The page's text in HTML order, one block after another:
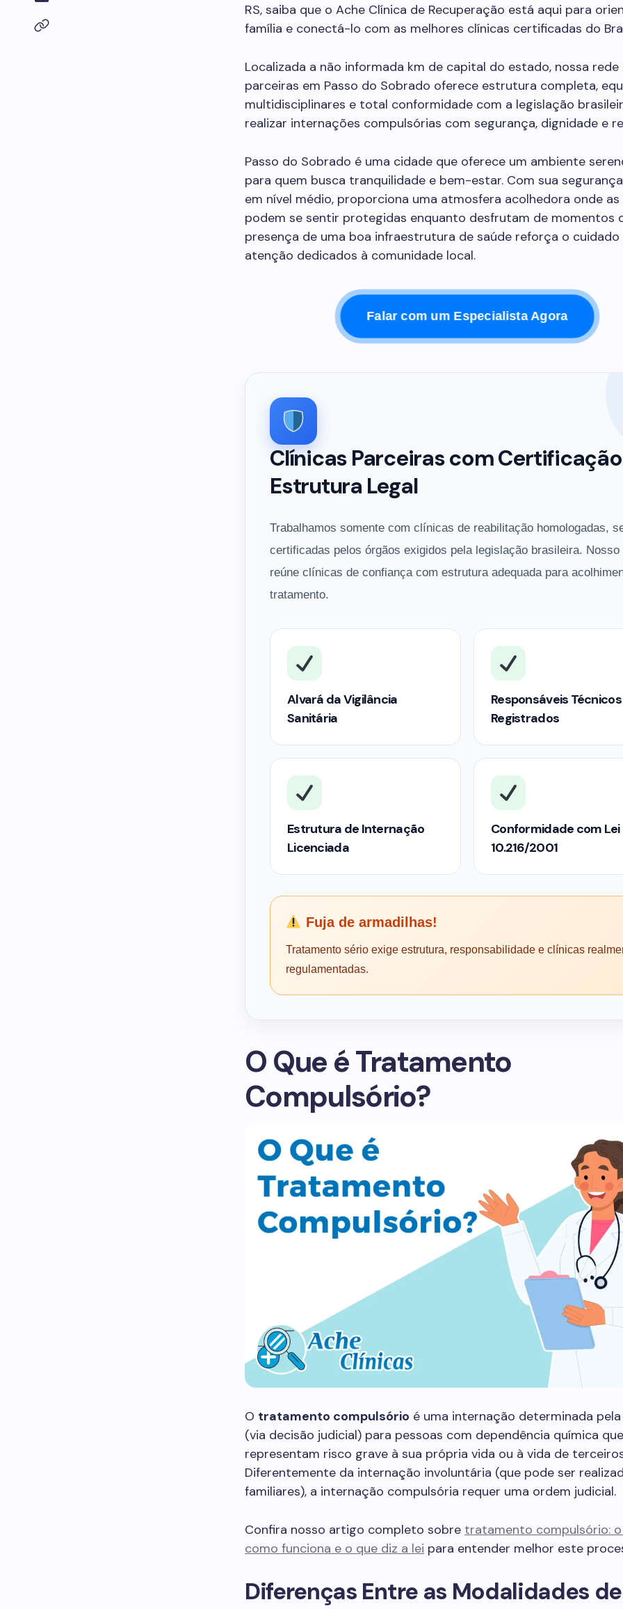
RS, saiba que o Ache Clínica de Recuperação está aqui para
família e conectá-lo com as melhores clínicas certificadas do
Localizada a não informada km de capital do estado, nossa rede
parceiras em Passo do Sobrado oferece estrutura completa,
multidisciplinares e total conformidade com a legislação
realizar internações compulsórias com segurança, dignidade e
Passo do Sobrado é uma cidade que oferece um ambiente
para quem busca tranquilidade e bem-estar. Com sua
em nível médio, proporciona uma atmosfera acolhedora onde as
podem se sentir protegidas enquanto desfrutam de momentos
presença de uma boa infraestrutura de saúde reforça o cuidado
atenção dedicados à comunidade local.
Falar com um Especialista Agora
Clínicas Parceiras com
Estrutura Legal
Trabalhamos somente com clínicas de reabilitação homologadas,
certificadas pelos órgãos exigidos pela legislação brasileira. Nosso
reúne clínicas de confiança com estrutura adequada para
tratamento.
Alvará da Vigilância
Sanitária
Responsáveis Técnicos
Registrados
Estrutura de Internação
Licenciada
Conformidade com Lei
10.216/2001
Fuja de armadilhas!
Tratamento sério exige estrutura, responsabilidade e clínicas
regulamentadas.
O Que é Tratamento
Compulsório?
O tratamento compulsório é uma internação determinada
(via decisão judicial) para pessoas com dependência química que
representam risco grave à sua própria vida ou à vida de
Diferentemente da internação involuntária (que pode ser
familiares), a internação compulsória requer uma ordem judicial.
Confira nosso artigo completo sobre tratamento compulsório: o
como funciona e o que diz a lei para entender melhor este
Diferenças Entre as Modalidades de